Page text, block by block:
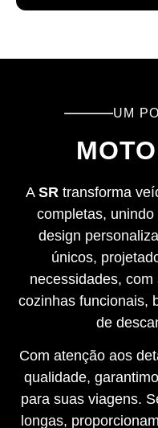
UM
A SRtransforma
completas,
design
únicos,
necessidades,
cozinhas funcionais,
de
Com atenção aos
qualidade,
para suas viagens.
longas,